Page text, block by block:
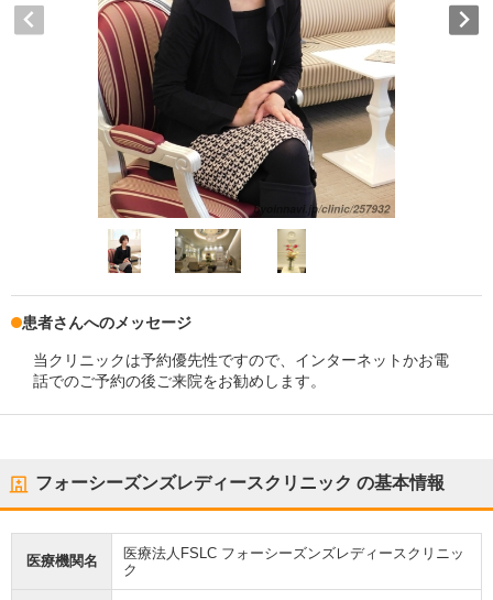
患者さんへのメッセージ
当クリニックは予約優先性ですので、インターネットかお電
話でのご予約の後ご来院をお勧めします。
フォーシーズンズレディースクリニック の基本情報
医療機関名
医療法人FSLC フォーシーズンズレディースクリニッ
ク